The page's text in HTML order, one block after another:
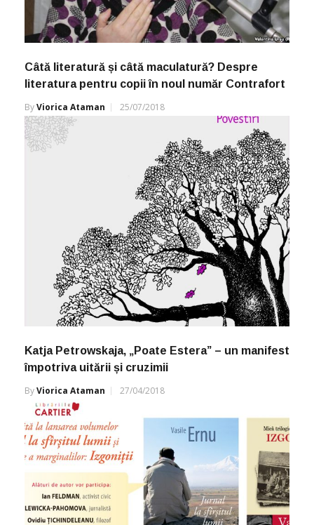
Câtă literatură și câtă maculatură? Despre
literatura pentru copii în noul număr Contrafort
ByViorica Ataman 25/07/2018
Katja Petrowskaja, „Poate Estera” – un manifest
împotriva uitării și cruzimii
ByViorica Ataman 27/04/2018